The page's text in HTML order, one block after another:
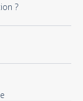
?